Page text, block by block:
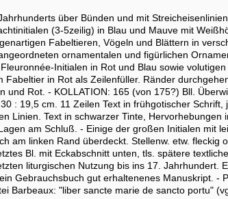
über Bünden und mit
(3-5zeilig) in Blau und Mauve mit
Fabeltieren, Vögeln und Blättern in
ornamentalen und figürlichen
Initialen in Rot und Blau sowie
Fabeltier in Rot als Zeilenfüller. Ränder
und Rot. - KOLLATION: 165 (von 175?) Bll.
: 19,5 cm. 11 Zeilen Text in frühgotischer Schrift,
Linien. Text in schwarzer Tinte, Hervorhebungen
am Schluß. - Einige der großen Initialen mit
am linken Rand überdeckt. Stellenw. etw. fleckig
Bl. mit Eckabschnitt unten, tls. spätere
liturgischen Nutzung bis ins 17. Jahrhundert.
Gebrauchsbuch gut erhaltenenes Manuskript. -
Barbeaux: "liber sancte marie de sancto portu"